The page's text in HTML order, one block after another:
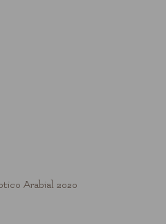
Arabial 2020